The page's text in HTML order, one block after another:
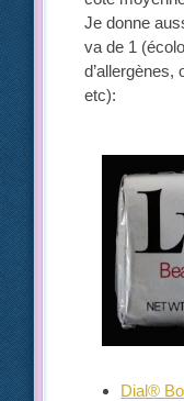
Je donne
va de 1
d’allergènes,
etc):
Dial®